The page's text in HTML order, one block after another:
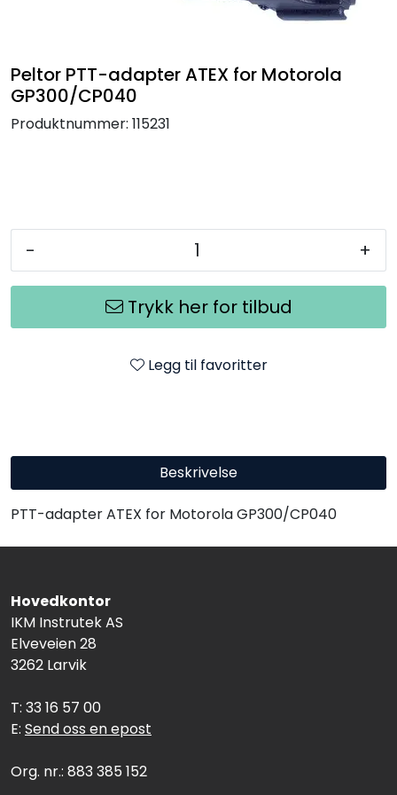
Peltor PTT-adapter ATEX for Motorola
GP300/CP040
Produktnummer: 115231
- +
Trykk her for tilbud
Legg til favoritter
Beskrivelse
PTT-adapter ATEX for Motorola GP300/CP040
Hovedkontor
IKM Instrutek AS
Elveveien 28
3262 Larvik
T: 33 16 57 00
E: Send oss en epost
Org. nr.: 883 385 152
Undervisning
Navigasjon & Kommunikasjon